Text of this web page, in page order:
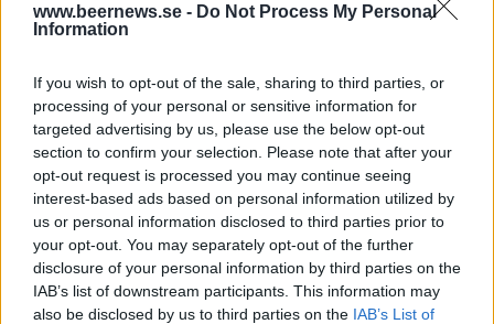
www.beernews.se - Do Not Process My Personal
Information
If you wish to opt-out of the sale, sharing to third parties, or
processing of your personal or sensitive information for
targeted advertising by us, please use the below opt-out
section to confirm your selection. Please note that after your
opt-out request is processed you may continue seeing
interest-based ads based on personal information utilized by
us or personal information disclosed to third parties prior to
your opt-out. You may separately opt-out of the further
disclosure of your personal information by third parties on the
IAB’s list of downstream participants. This information may
also be disclosed by us to third parties on the IAB’s List of
som var otänkbart för trettio år sedan, säger Fredrik